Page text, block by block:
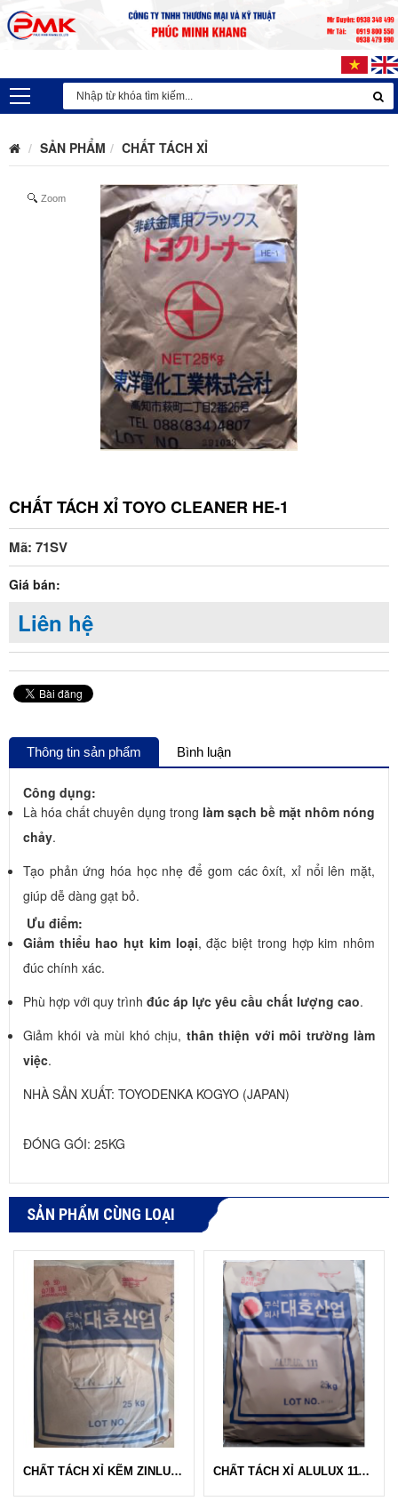
SẢN PHẨM CHẤT TÁCH XỈ
Zoom
CHẤT TÁCH XỈ TOYO CLEANER HE-1
Mã: 71SV
Giá bán:
Liên hệ
Thông tin sản phẩm Bình luận
Công dụng:
Là hóa chất chuyên dụng trong làm sạch bề mặt nhôm nóng
chảy.
Tạo phản ứng hóa học nhẹ để gom các ôxít, xỉ nổi lên mặt,
giúp dễ dàng gạt bỏ.
Ưu điểm:
Giảm thiểu hao hụt kim loại, đặc biệt trong hợp kim nhôm
đúc chính xác.
Phù hợp với quy trình đúc áp lực yêu cầu chất lượng cao.
Giảm khói và mùi khó chịu, thân thiện với môi trường làm
việc.
NHÀ SẢN XUẤT: TOYODENKA KOGYO (JAPAN)
ĐÓNG GÓI: 25KG
SẢN PHẨM CÙNG LOẠI
CHẤT TÁCH XỈ KẼM ZINLUX - DAEHO CHẤT TÁCH XỈ ALULUX 111 - DAEHO